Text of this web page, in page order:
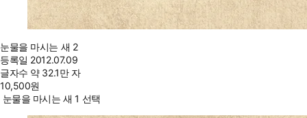
눈물을 마시는 새 2
등록일 2012.07.09
글자수 약 32.1만 자
10,500원
눈물을 마시는 새 1 선택